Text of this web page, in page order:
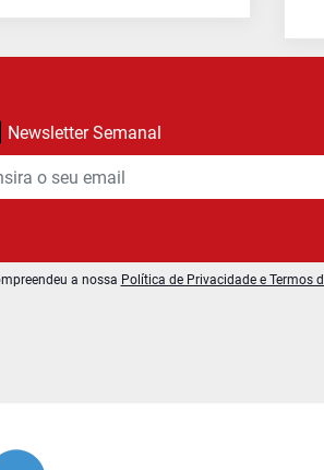
Newsletter Semanal
a nossa Política de Privacidade e Termos